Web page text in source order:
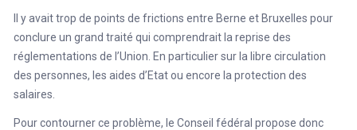
Il y avait trop de points de frictions entre Berne et Bruxelles pour
conclure un grand traité qui comprendrait la reprise des
réglementations de l’Union. En particulier sur la libre circulation
des personnes, les aides d’Etat ou encore la protection des
salaires.
Pour contourner ce problème, le Conseil fédéral propose donc